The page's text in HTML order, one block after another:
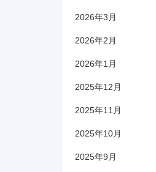
2026年3月
2026年2月
2026年1月
2025年12月
2025年11月
2025年10月
2025年9月